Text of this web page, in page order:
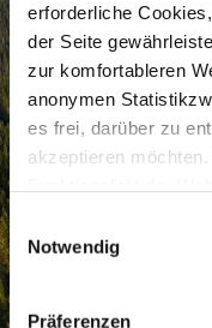
erforderliche
der Seite
zur komfortableren
anonymen
es frei, darüber zu
akzeptieren
E
i
n
w
Notwendig
Präferenzen
B. abc@xyz.com.
Ich möchte
die